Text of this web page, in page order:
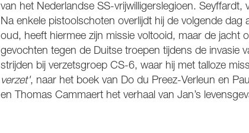
van het Nederlandse SS-vrijwilligerslegioen.
Na enkele pistoolschoten overlijdt hij de volgende
oud, heeft hiermee zijn missie voltooid, maar de jacht
gevochten tegen de Duitse troepen tijdens de invasie
strijden bij verzetsgroep CS-6, waar hij met talloze
verzet', naar het boek van Do du Preez-Verleun en
en Thomas Cammaert het verhaal van Jan’s